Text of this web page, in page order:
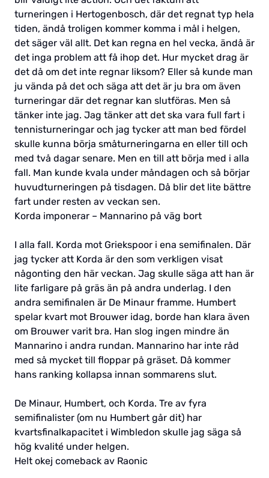
turneringen i Hertogenbosch, där det regnat typ hela
tiden, ändå troligen kommer komma i mål i helgen,
det säger väl allt. Det kan regna en hel vecka, ändå är
det inga problem att få ihop det. Hur mycket drag är
det då om det inte regnar liksom? Eller så kunde man
ju vända på det och säga att det är ju bra om även
turneringar där det regnar kan slutföras. Men så
tänker inte jag. Jag tänker att det ska vara full fart i
tennisturneringar och jag tycker att man bed fördel
skulle kunna börja småturneringarna en eller till och
med två dagar senare. Men en till att börja med i alla
fall. Man kunde kvala under måndagen och så börjar
huvudturneringen på tisdagen. Då blir det lite bättre
fart under resten av veckan sen.
Korda imponerar – Mannarino på väg bort
I alla fall. Korda mot Griekspoor i ena semifinalen. Där
jag tycker att Korda är den som verkligen visat
någonting den här veckan. Jag skulle säga att han är
lite farligare på gräs än på andra underlag. I den
andra semifinalen är De Minaur framme. Humbert
spelar kvart mot Brouwer idag, borde han klara även
om Brouwer varit bra. Han slog ingen mindre än
Mannarino i andra rundan. Mannarino har inte råd
med så mycket till floppar på gräset. Då kommer
hans ranking kollapsa innan sommarens slut.
De Minaur, Humbert, och Korda. Tre av fyra
semifinalister (om nu Humbert går dit) har
kvartsfinalkapacitet i Wimbledon skulle jag säga så
hög kvalité under helgen.
Helt okej comeback av Raonic